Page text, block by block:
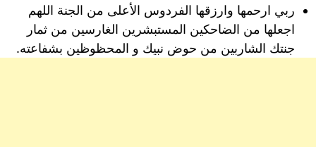
ربي ارحمها وارزقها الفردوس الأعلى من الجنة اللهم
اجعلها من الضاحكين المستبشرين الغارسين من ثمار
جنتك الشاربين من حوض نبيك و المحظوظين بشفاعته.